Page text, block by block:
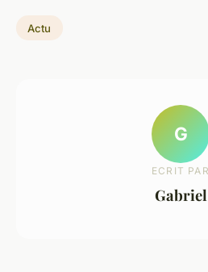
Actu
G
ECRIT PAR
Gabriel